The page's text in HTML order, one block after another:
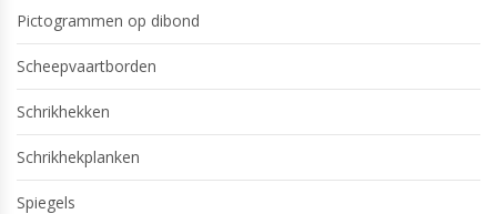
Pictogrammen op dibond
Scheepvaartborden
Schrikhekken
Schrikhekplanken
Spiegels